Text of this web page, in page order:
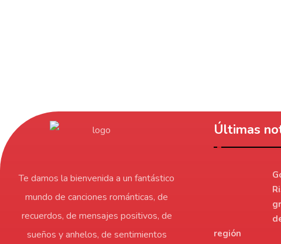
Te damos la bienvenida a un fantástico
mundo de canciones románticas, de
recuerdos, de mensajes positivos, de
sueños y anhelos, de sentimientos
Últimas
región